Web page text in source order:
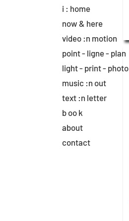
i : home
now & here
video :n motion
point - ligne - plan
light - print - photo
music :n out
text :n letter
b oo k
about
contact